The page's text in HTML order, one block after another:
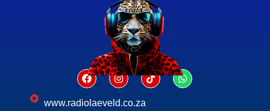
www.radiolaeveld.co.za